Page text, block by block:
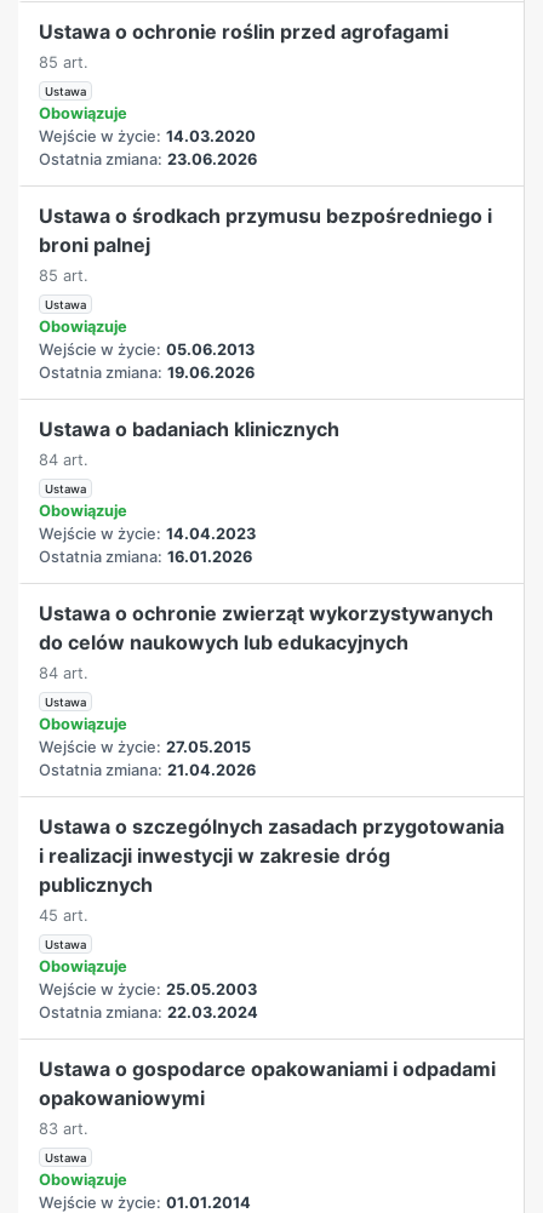
Ustawa o ochronie roślin przed agrofagami
85 art.
Ustawa
Obowiązuje
Wejście w życie: 14.03.2020
Ostatnia zmiana: 23.06.2026
Ustawa o środkach przymusu bezpośredniego i
broni palnej
85 art.
Ustawa
Obowiązuje
Wejście w życie: 05.06.2013
Ostatnia zmiana: 19.06.2026
Ustawa o badaniach klinicznych
84 art.
Ustawa
Obowiązuje
Wejście w życie: 14.04.2023
Ostatnia zmiana: 16.01.2026
Ustawa o ochronie zwierząt wykorzystywanych
do celów naukowych lub edukacyjnych
84 art.
Ustawa
Obowiązuje
Wejście w życie: 27.05.2015
Ostatnia zmiana: 21.04.2026
Ustawa o szczególnych zasadach przygotowania
i realizacji inwestycji w zakresie dróg
publicznych
45 art.
Ustawa
Obowiązuje
Wejście w życie: 25.05.2003
Ostatnia zmiana: 22.03.2024
Ustawa o gospodarce opakowaniami i odpadami
opakowaniowymi
83 art.
Ustawa
Obowiązuje
Wejście w życie: 01.01.2014